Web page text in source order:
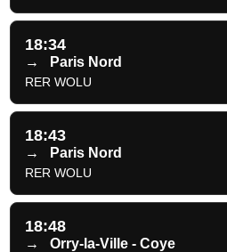
18:34
→ Paris Nord
RER WOLU
18:43
→ Paris Nord
RER WOLU
18:48
→ Orry-la-Ville - Coye